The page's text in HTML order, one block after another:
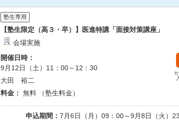
塾生専用
【塾生限定（高３・卒）】医進特講「面接対策講座」
会場実施
開催日時：
9月12日（土）11：00～12：30
大田 裕二
料金： 無料 （塾生料金）
申込期間： 7月6日（月）09：00～9月8日（火）